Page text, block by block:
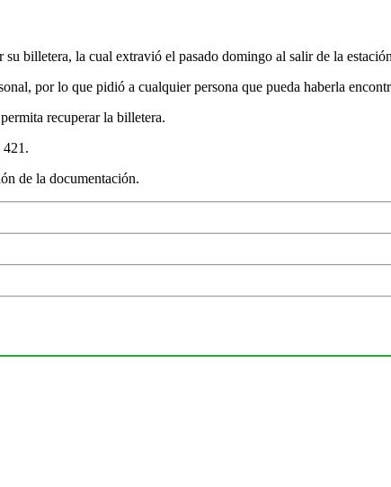
billetera, la cual extravió el pasado domingo al salir de la
por lo que pidió a cualquier persona que pueda haberla
recuperar la billetera.
421.
de la documentación.